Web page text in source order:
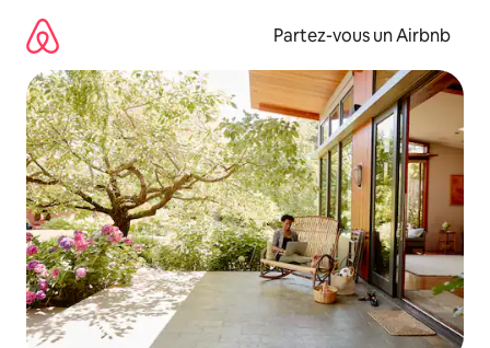
directement
contenu
Partez-vous un Airbnb